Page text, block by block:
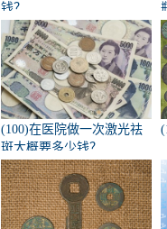
钱？
(100)在医院做一次激光祛
斑大概要多少钱？